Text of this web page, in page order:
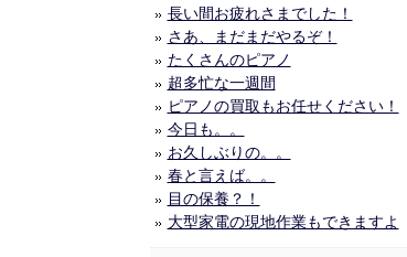
長い間お疲れさまでした！
さあ、まだまだやるぞ！
たくさんのピアノ
超多忙な一週間
ピアノの買取もお任せください！
今日も。。
お久しぶりの。。
春と言えば。。
目の保養？！
大型家電の現地作業もできますよ